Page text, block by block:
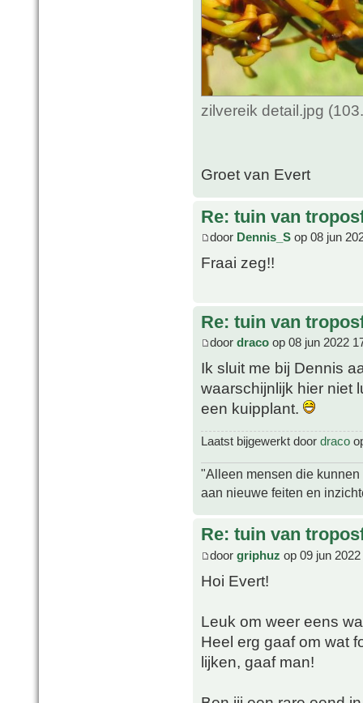
zilvereik detail.jpg
Groet van Evert
Re: tuin van
door Dennis_S op 08 jun
Fraai zeg!!
Re: tuin van
door draco op 08 jun 2022
Ik sluit me bij Dennis
waarschijnlijk hier niet
een kuipplant.
Laatst bijgewerkt door draco
"Alleen mensen die
aan nieuwe feiten en
Re: tuin van
door griphuz op 09 jun 2022
Hoi Evert!
Leuk om weer eens
Heel erg gaaf om wat
lijken, gaaf man!